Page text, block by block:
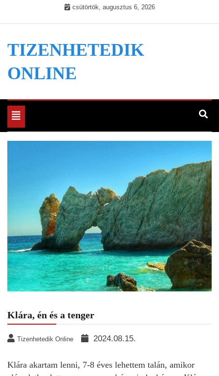
csütörtök, augusztus 6, 2026
TIZENHETEDIK
ONLINE
Toggle
navigation
Klára, én és a tenger
Tizenhetedik Online 2024.08.15.
Klára akartam lenni, 7-8 éves lehettem talán, amikor